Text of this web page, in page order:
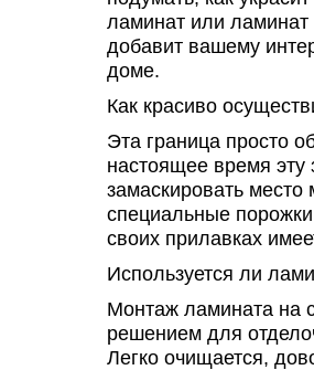
ламинат или
добавит вашему
доме.
Как красиво
Эта граница просто
настоящее время эту
замаскировать
специальные
своих прилавках
Используется ли
Монтаж ламината на
решением для
Легко очищается,